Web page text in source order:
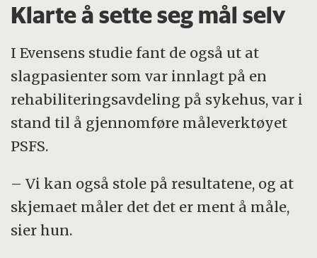
Klarte å sette seg mål selv
I Evensens studie fant de også ut at
slagpasienter som var innlagt på en
rehabiliteringsavdeling på sykehus, var i
stand til å gjennomføre måleverktøyet
PSFS.
– Vi kan også stole på resultatene, og at
skjemaet måler det det er ment å måle,
sier hun.